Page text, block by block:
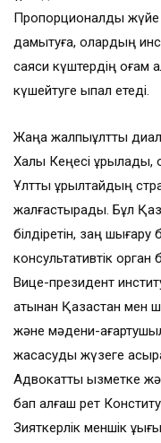
Пропорционалды жүйе
дамытуға, олардың
саяси күштердің қоғам
күшейтуге ықпал етеді.
Жаңа жалпыұлттық
Халық Кеңесі
Ұлттық құрылтайдың
жалғастырады. Бұл
білдіретін, заң шығару
консультативтік орган
Вице-президент
атынан Қазақстан мен
және мәдени-
жасасуды жүзеге
Адвокаттық қызметке
бап алғаш рет
Зияткерлік меншік